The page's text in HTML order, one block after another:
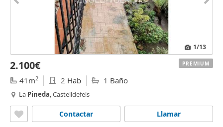
1/13
2.100€
41m2 2 Hab 1 Baño
La Pineda, Castelldefels
Llamar
Contactar
PREMIUM